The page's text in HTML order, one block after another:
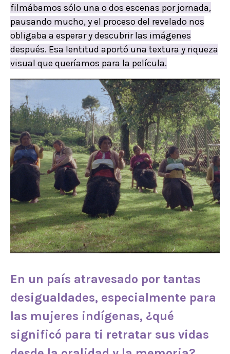
filmábamos sólo una o dos escenas por jornada,
pausando mucho, y el proceso del revelado nos
obligaba a esperar y descubrir las imágenes
después. Esa lentitud aportó una textura y riqueza
visual que queríamos para la película.
En un país atravesado por tantas
desigualdades, especialmente para
las mujeres indígenas, ¿qué
significó para ti retratar sus vidas